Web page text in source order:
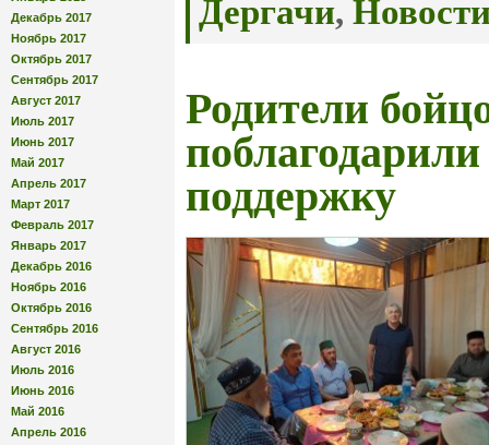
Декабрь 2017
Ноябрь 2017
Октябрь 2017
Сентябрь 2017
Август 2017
Июль 2017
Июнь 2017
Май 2017
Апрель 2017
Март 2017
Февраль 2017
Январь 2017
Декабрь 2016
Ноябрь 2016
Октябрь 2016
Сентябрь 2016
Август 2016
Июль 2016
Июнь 2016
Май 2016
Апрель 2016
Дергачи,
Родители
поддержку